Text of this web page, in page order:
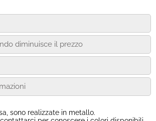
diminuisce il prezzo
sono realizzate in metallo.